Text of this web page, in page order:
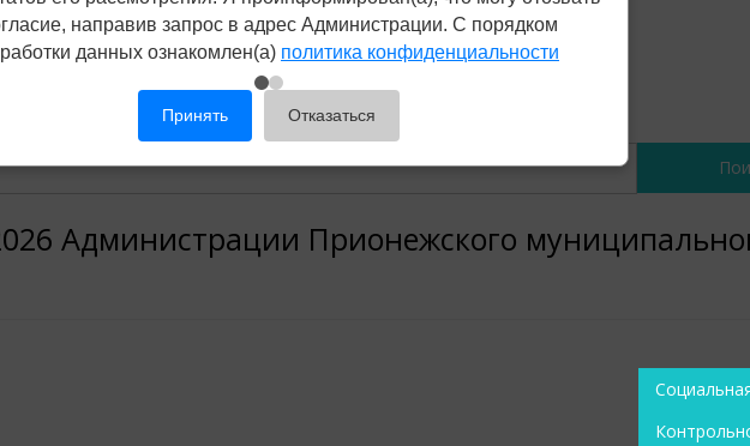
направив запрос в адрес Администрации. С порядком
данных ознакомлен(а) политика конфиденциальности
Принять Отказаться
Администрации Прионежского